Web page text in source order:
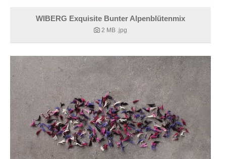
WIBERG Exquisite Bunter Alpenblütenmix
2 MB .jpg